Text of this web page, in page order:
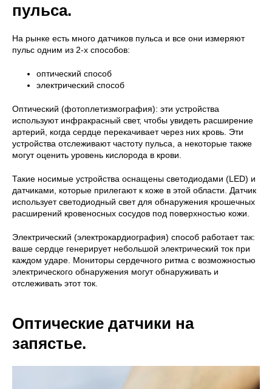
пульса.
На рынке есть много датчиков пульса и все они измеряют
пульс одним из 2-х способов:
оптический способ
электрический способ
Оптический (фотоплетизмография): эти устройства
используют инфракрасный свет, чтобы увидеть расширение
артерий, когда сердце перекачивает через них кровь. Эти
устройства отслеживают частоту пульса, а некоторые также
могут оценить уровень кислорода в крови.
Такие носимые устройства оснащены светодиодами (LED) и
датчиками, которые прилегают к коже в этой области. Датчик
использует светодиодный свет для обнаружения крошечных
расширений кровеносных сосудов под поверхностью кожи.
Электрический (электрокардиография) способ работает так:
ваше сердце генерирует небольшой электрический ток при
каждом ударе. Мониторы сердечного ритма с возможностью
электрического обнаружения могут обнаруживать и
отслеживать этот ток.
Оптические датчики на
запястье.